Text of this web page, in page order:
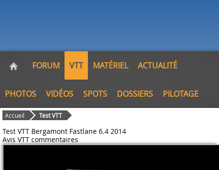
FORUM VTT MATÉRIEL ACTUALITÉ
PHOTOS VIDÉOS SPOTS DOSSIERS PILOTAGE
Accueil Test VTT
Test VTT Bergamont Fastlane 6.4 2014
Avis VTT commentaires